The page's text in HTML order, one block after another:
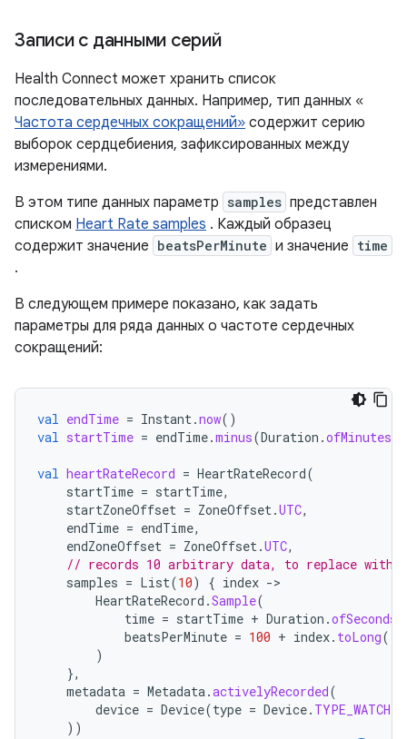
Записи с данными серий
Health Connect может хранить список
последовательных данных. Например, тип данных «
Частота сердечных сокращений» содержит серию
выборок сердцебиения, зафиксированных между
измерениями.
В этом типе данных параметр samples представлен
списком Heart Rate samples . Каждый образец
содержит значение beatsPerMinute и значение time
.
В следующем примере показано, как задать
параметры для ряда данных о частоте сердечных
сокращений:
val endTime = Instant.now()
val startTime = endTime.minus(Duration .ofMinutes
val heartRateRecord = HeartRateRecord(
startTime = startTime,
startZoneOffset = ZoneOffset.UTC,
endTime = endTime,
endZoneOffset = ZoneOffset.UTC,
// records 10 arbitrary data, to replace with
samples = List(10) { index -
HeartRateRecord .Sample(
time = startTime + Duration .ofSeconds
beatsPerMinute = 100 + index. toLong(),
)
},
metadata = Metadata.activelyRecorded(
device = Device(type = Device. TYPE_WATCH
))